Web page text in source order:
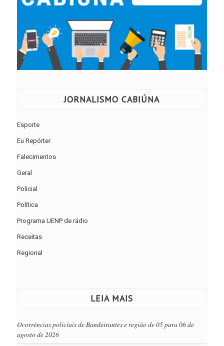
JORNALISMO CABIÚNA
Esporte
Eu Repórter
Falecimentos
Geral
Policial
Política
Programa UENP de rádio
Receitas
Regional
LEIA MAIS
Ocorrências policiais de Bandeirantes e região de 05 para 06 de
agosto de 2026